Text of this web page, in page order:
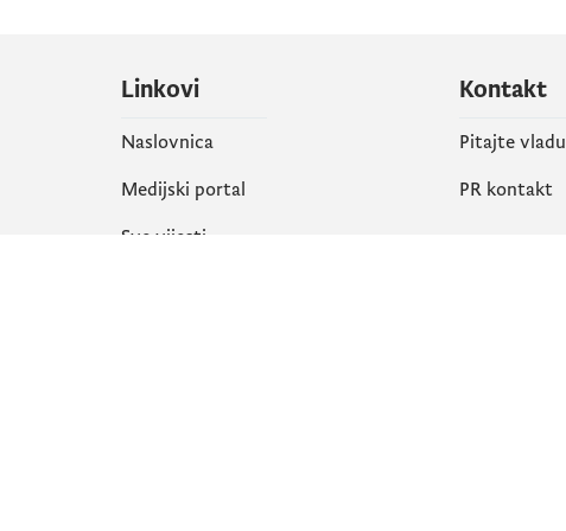
Linkovi
Naslovnica
Medijski portal
Sve vijesti
Kontakt
Pitajte vladu
PR kontakt